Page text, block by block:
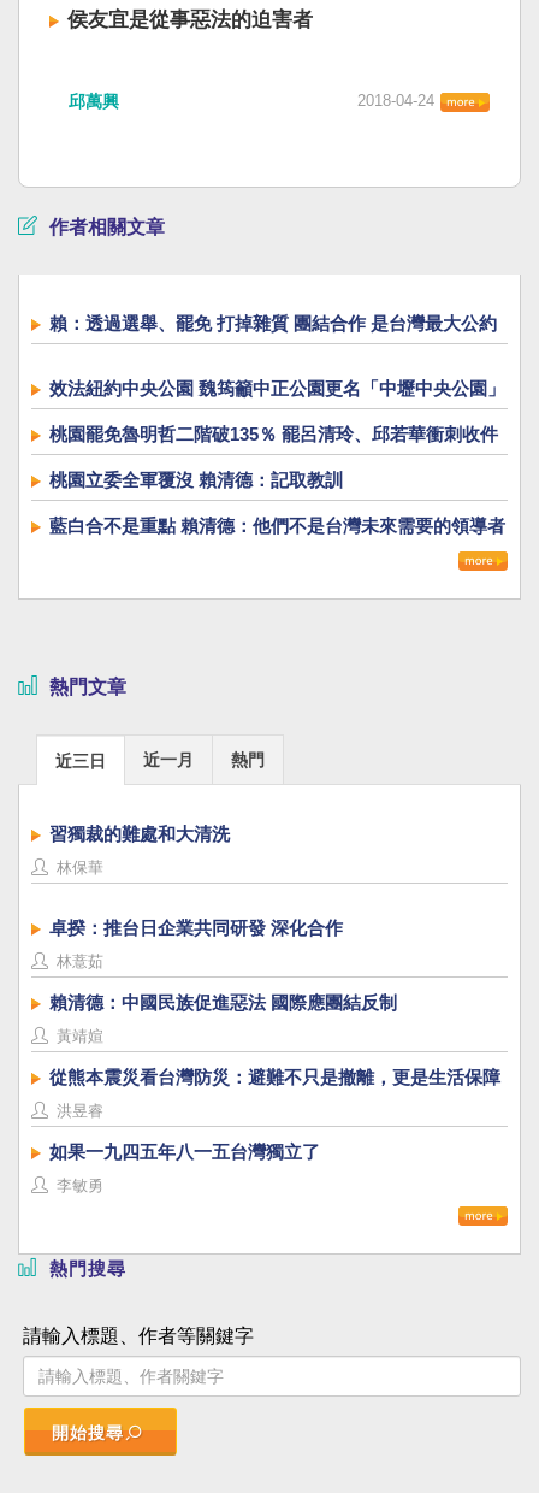
侯友宜是從事惡法的迫害者
邱萬興 2018-04-24
作者相關文章
賴：透過選舉、罷免 打掉雜質 團結合作 是台灣最大公約
數
效法紐約中央公園 魏筠籲中正公園更名「中壢中央公園」
桃園罷免魯明哲二階破135％ 罷呂清玲、邱若華衝刺收件
桃園立委全軍覆沒 賴清德：記取教訓
藍白合不是重點 賴清德：他們不是台灣未來需要的領導者
熱門文章
近三日 近一月 熱門
習獨裁的難處和大清洗
林保華
卓揆：推台日企業共同研發 深化合作
林薏茹
賴清德：中國民族促進惡法 國際應團結反制
黃靖媗
從熊本震災看台灣防災：避難不只是撤離，更是生活保障
洪昱睿
如果一九四五年八一五台灣獨立了
李敏勇
熱門搜尋
請輸入標題、作者等關鍵字
開始搜尋